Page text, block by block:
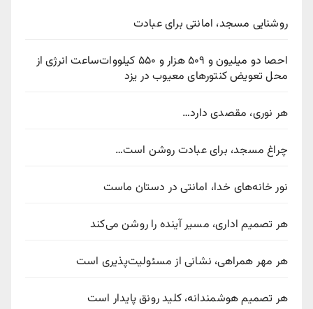
روشنایی مسجد، امانتی برای عبادت
احصا دو میلیون و ۵۰۹ هزار و ۵۵۰ کیلووات‌ساعت انرژی از
محل تعویض کنتورهای معیوب در یزد
هر نوری، مقصدی دارد…
چراغ مسجد، برای عبادت روشن است…
نور خانه‌های خدا، امانتی در دستان ماست
هر تصمیم اداری، مسیر آینده را روشن می‌کند
هر مهر همراهی، نشانی از مسئولیت‌پذیری است
هر تصمیم هوشمندانه، کلید رونق پایدار است